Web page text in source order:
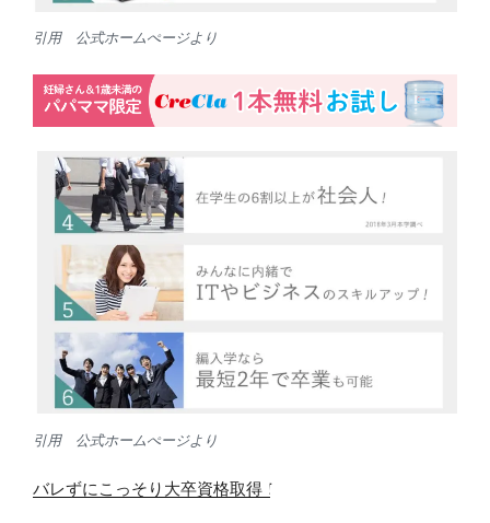
引用 公式ホームぺージより
引用 公式ホームぺージより
バレずにこっそり大卒資格取得！